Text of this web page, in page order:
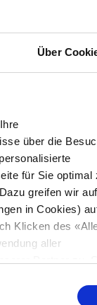
Über
über die
für Sie optimal
greifen wir auf
in Cookies)
Klicken des
aller
klicken.